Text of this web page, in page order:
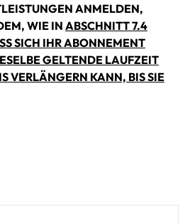
ANMELDEN,
WIE IN ABSCHNITT 7.4
SICH IHR ABONNEMENT
GELTENDE LAUFZEIT
VERLÄNGERN KANN, BIS SIE